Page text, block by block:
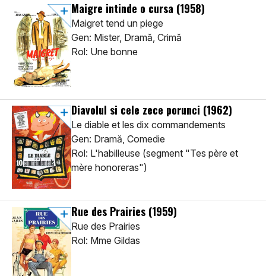
Maigre intinde o cursa (1958)
Maigret tend un piege
Gen: Mister, Dramă, Crimă
Rol: Une bonne
Diavolul si cele zece porunci (1962)
Le diable et les dix commandements
Gen: Dramă, Comedie
Rol: L'habilleuse (segment "Tes père et
mère honoreras")
Rue des Prairies (1959)
Rue des Prairies
Rol: Mme Gildas